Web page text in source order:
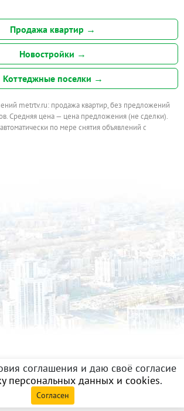
Продажа квартир →
Новостройки →
Коттеджные поселки →
metrtv.ru: продажа квартир, без предложений
Средняя цена — цена предложения (не сделки).
по мере снятия объявлений с
соглашения и даю своё согласие
персональных данных и cookies.
Согласен